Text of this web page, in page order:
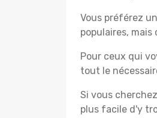
Vous préférez
populaires,
Pour ceux qui
tout le
Si vous
plus facile d'y